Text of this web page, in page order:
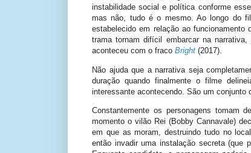
instabilidade social e política conforme
mas não, tudo é o mesmo. Ao longo do
estabelecido em relação ao
trama tornam difícil embarcar na
aconteceu com o fraco Bright (2017).
Não ajuda que a narrativa seja
duração quando finalmente o filme
interessante acontecendo. São um
Constantemente os personagens tomam
momento o vilão Rei (Bobby Cannavale)
em que as moram, destruindo tudo no
então invadir uma instalação secreta (que